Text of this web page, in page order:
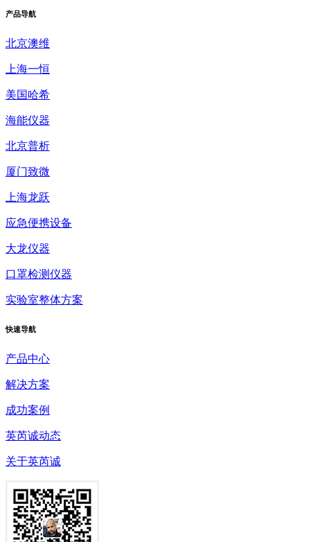
产品导航
北京澳维
上海一恒
美国哈希
海能仪器
北京普析
厦门致微
上海龙跃
应急便携设备
大龙仪器
口罩检测仪器
实验室整体方案
快速导航
产品中心
解决方案
成功案例
英芮诚动态
关于英芮诚